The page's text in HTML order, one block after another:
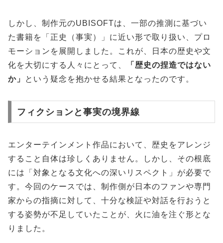
しかし、制作元のUBISOFTは、一部の推測に基づい
た書籍を「正史（事実）」に近い形で取り扱い、プロ
モーションを展開しました。これが、日本の歴史や文
化を大切にする人々にとって、
「歴史の捏造ではない
か」
という疑念を抱かせる結果となったのです。
フィクションと事実の境界線
エンターテインメント作品において、歴史をアレンジ
すること自体は珍しくありません。しかし、その根底
には「対象となる文化への深いリスペクト」が必要で
す。今回のケースでは、制作側が日本のファンや専門
家からの指摘に対して、十分な検証や対話を行おうと
する姿勢が不足していたことが、火に油を注ぐ形とな
りました。